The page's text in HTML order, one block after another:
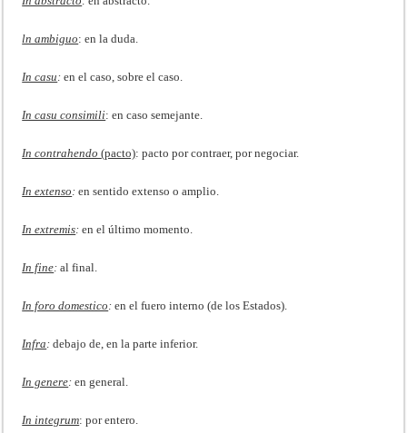
ln ambiguo: en la duda.
In casu :en el caso, sobre el caso.
In casu consimili: en caso semejante.
In contrahendo(pacto): pacto por contraer, por negociar.
In extenso :en sentido extenso o amplio.
In extremis:en el último momento.
In fine:al final.
In foro domestico :en el fuero interno (de los Estados).
Infra :debajo de, en la parte inferior.
In genere:en general.
In integrum: por entero.